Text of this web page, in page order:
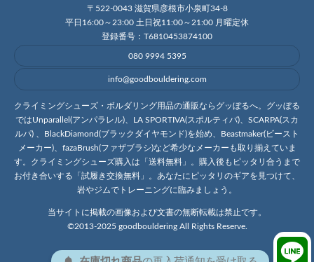
〒522-0043 滋賀県彦根市小泉町34-8
平日16:00～23:00 土日祝11:00～21:00 月曜定休
登録番号：T6810453874100
080 9994 5395
info@goodbouldering.com
クライミングシューズ・ボルダリング用品の通販ならグッぼるへ。グッぼる
ではUnparallel(アンパラレル)、LA SPORTIVA(スポルティバ)、SCARPA(スカ
ルパ) 、BlackDiamond(ブラックダイヤモンド)を始め、Beastmaker(ビースト
メーカー)、fazaBrush(ファザブラシ)など希少なメーカーも取り揃えていま
す。クライミングシューズ購入は「送料無料」。購入後もピッタリ合うまで
お付き合いする「試履き交換無料」。あなたにピッタリのギアを見つけて、
岩やジムでトレーニングに臨みましょう。
当サイトに掲載の画像および文書の無断転載は禁止です。
©2013-2025 goodbouldering All Rights Reserve.